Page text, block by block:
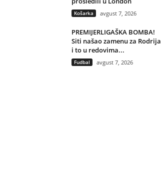
Košarka avgust 7, 2026
PREMIJERLIGAŠKA BOMBA!
Siti našao zamenu za Rodrija
i to u redovima...
Fudbal avgust 7, 2026